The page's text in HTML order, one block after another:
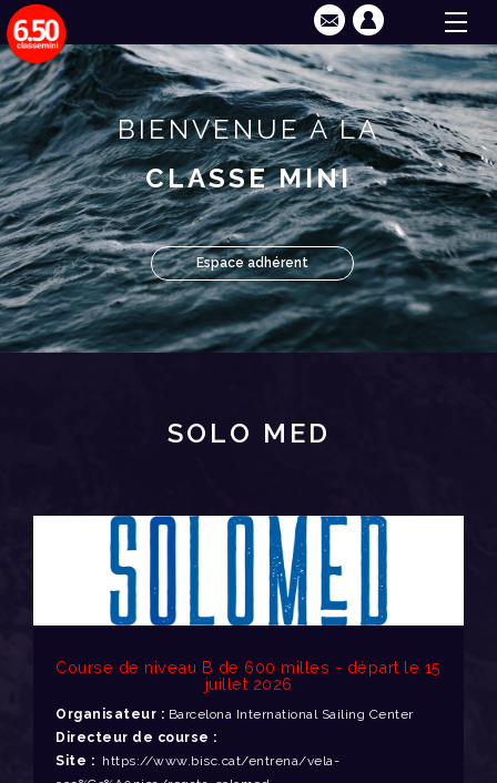
BIENVENUE À LA
CLASSE MINI
Espace adhérent
SOLO MED
Course de niveau B de 600 milles - départ le 15
juillet 2026
Organisateur : Barcelona International Sailing Center
Directeur de course :
Site : https://www.bisc.cat/entrena/vela-